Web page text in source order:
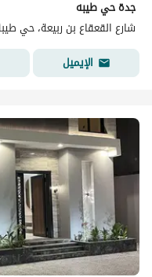
جدة حي طيبه
شارع القعقاع بن ربيعة، حي
الإيميل